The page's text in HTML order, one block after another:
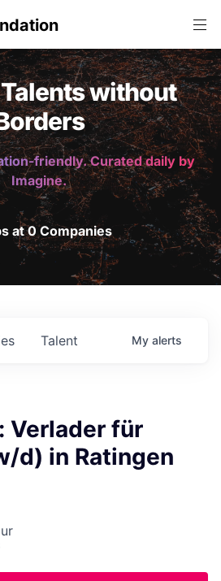
without
friendly. Curated daily by
Imagine.
at 0 Companies
Talent My alerts
Verlader für
d) in Ratingen